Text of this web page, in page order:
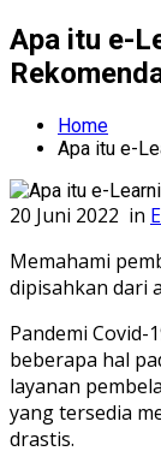
Apa itu e-
Home
Apa itu e-
20 Juni 2022 in
Memahami
dipisahkan dari
Pandemi Covid-
beberapa hal
layanan
yang tersedia
drastis.